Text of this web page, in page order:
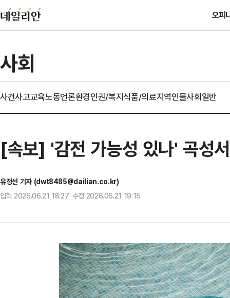
오피
사회
사건사고교육노동언론환경인권/복지식품/의료지역인물사회일반
[속보] '감전 가능성 있나' 곡성
유정선 기자 (dwt8485@dailian.co.kr)
입력 2026.06.21 18:27 수정 2026.06.21 19:15